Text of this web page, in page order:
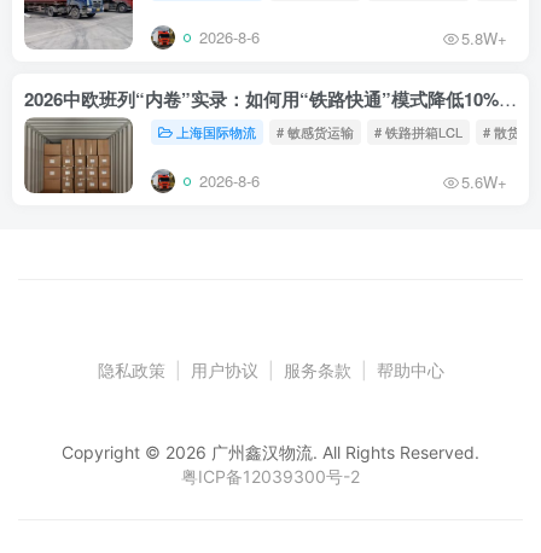
2026-8-6 5.8W+
2026中欧班列“内卷”实录：如何用“铁路快通”模式降低10%物流成本？
上海国际物流 # 敏感货运输 # 铁路拼箱LCL # 散货铁
2026-8-6 5.6W+
隐私政策 用户协议 服务条款 帮助中心
Copyright © 2026 广州鑫汉物流. All Rights Reserved.
粤ICP备12039300号-2